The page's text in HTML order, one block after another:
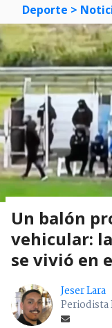
Deporte >
Un balón
vehicular:
se vivió en
Jeser Lara
Periodista